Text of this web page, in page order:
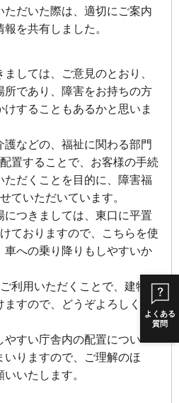
よくある
質問
ただいた際は、適切にご案内
を共有しました。
しては、ご意見のとおり、
所であり、障害をお持ちの方
することもあるかと思いま
などの、福祉に関わる部門
置することで、お客様の手続
ただくことを目的に、障害福
ていただいています。
つきましては、東口に平置
ておりますので、こちらを使
車への乗り降りもしやすいか
利用いただくことで、建物の
ますので、どうぞよろしくお
すい庁舎内の配置につい
いりますので、ご理解のほ
いたします。